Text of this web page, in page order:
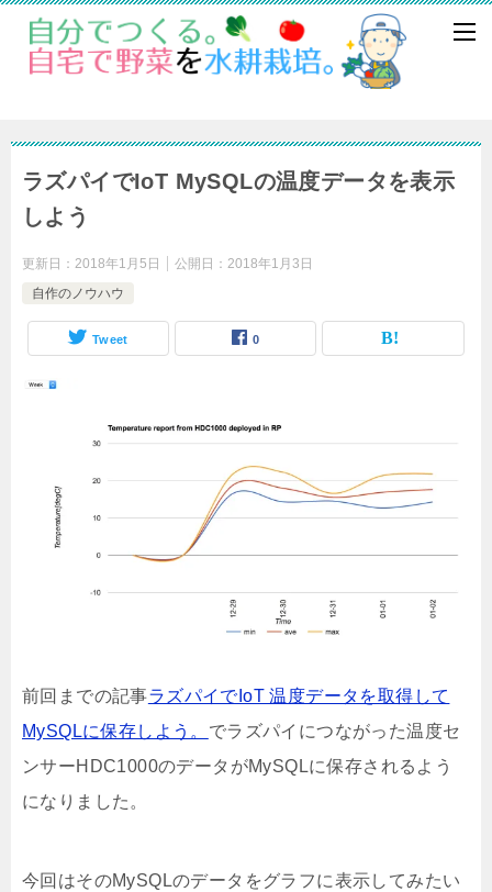
ラズパイでIoT MySQLの温度データを表示
しよう
更新日： 2018年1月5日 公開日： 2018年1月3日
自作のノウハウ
Tweet 0
前回までの記事ラズパイでIoT 温度データを取得して
MySQLに保存しよう。 でラズパイにつながった温度セ
ンサーHDC1000のデータがMySQLに保存されるよう
になりました。
今回はそのMySQLのデータをグラフに表示してみたい